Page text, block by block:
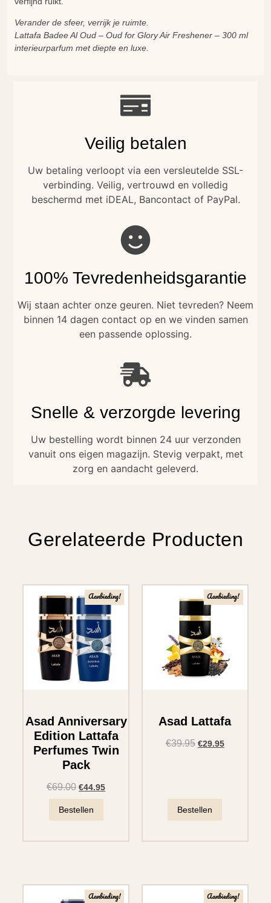
Verander de sfeer, verrijk je ruimte.
Lattafa Badee Al Oud – Oud for Glory Air Freshener – 300 ml
interieurparfum met diepte en luxe.
Veilig betalen
Uw betaling verloopt via een versleutelde SSL-
verbinding. Veilig, vertrouwd en volledig
beschermd met iDEAL, Bancontact of PayPal.
100% Tevredenheidsgarantie
Wij staan achter onze geuren. Niet tevreden? Neem
binnen 14 dagen contact op en we vinden samen
een passende oplossing.
Snelle & verzorgde levering
Uw bestelling wordt binnen 24 uur verzonden
vanuit ons eigen magazijn. Stevig verpakt, met
zorg en aandacht geleverd.
Gerelateerde Producten
Aanbieding!
Asad Anniversary
Edition Lattafa
Perfumes Twin
Pack
€69.00 €44.95
Bestellen
Aanbieding!
Asad Lattafa
€39.95 €29.95
Bestellen
Aanbieding! Aanbieding!